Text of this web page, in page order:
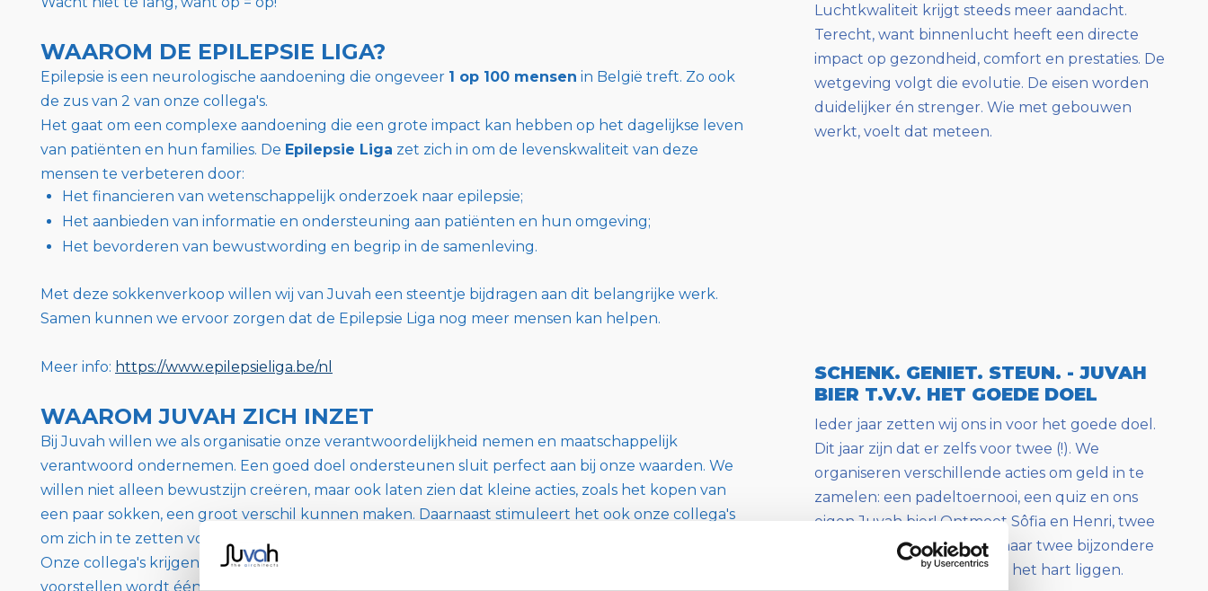
WAAROM DE EPILEPSIE LIGA?
Epilepsie is een neurologische aandoening die ongeveer 1 op 100 mensen in België treft. Zo ook
de zus van 2 van onze collega's.
Het gaat om een complexe aandoening die een grote impact kan hebben op het dagelijkse leven
van patiënten en hun families. De Epilepsie Liga zet zich in om de levenskwaliteit van deze
mensen te verbeteren door:
Het financieren van wetenschappelijk onderzoek naar epilepsie;
Het aanbieden van informatie en ondersteuning aan patiënten en hun omgeving;
Het bevorderen van bewustwording en begrip in de samenleving.
Met deze sokkenverkoop willen wij van Juvah een steentje bijdragen aan dit belangrijke werk.
Samen kunnen we ervoor zorgen dat de Epilepsie Liga nog meer mensen kan helpen.
Meer info: https://www.epilepsieliga.be/nl
WAAROM JUVAH ZICH INZET
Bij Juvah willen we als organisatie onze verantwoordelijkheid nemen en maatschappelijk
verantwoord ondernemen. Een goed doel ondersteunen sluit perfect aan bij onze waarden. We
willen niet alleen bewustzijn creëren, maar ook laten zien dat kleine acties, zoals het kopen van
een paar sokken, een groot verschil kunnen maken. Daarnaast stimuleert het ook onze collega's
om zich in te zetten voor een groter doel en samen acties te bedenken en uit te werken.
Onze collega's krijgen elk jaar zelf de kans om een goed doel naar voor te schuiven en uit alle
voorstellen wordt één goed doel gekozen na een interne poll.
Luchtkwaliteit krijgt steeds meer aandacht.
Terecht, want binnenlucht heeft een directe
impact op gezondheid, comfort en prestaties. De
wetgeving volgt die evolutie. De eisen worden
duidelijker én strenger. Wie met gebouwen
werkt, voelt dat meteen.
SCHENK. GENIET. STEUN. - JUVAH
BIER T.V.V. HET GOEDE DOEL
Ieder jaar zetten wij ons in voor het goede doel.
Dit jaar zijn dat er zelfs voor twee (!). We
organiseren verschillende acties om geld in te
zamelen: een padeltoernooi, een quiz en ons
eigen Juvah bier! Ontmoet Sôfia en Henri, twee
unieke bieren, vernoemd naar twee bijzondere
kinderen die ons nauw aan het hart liggen.